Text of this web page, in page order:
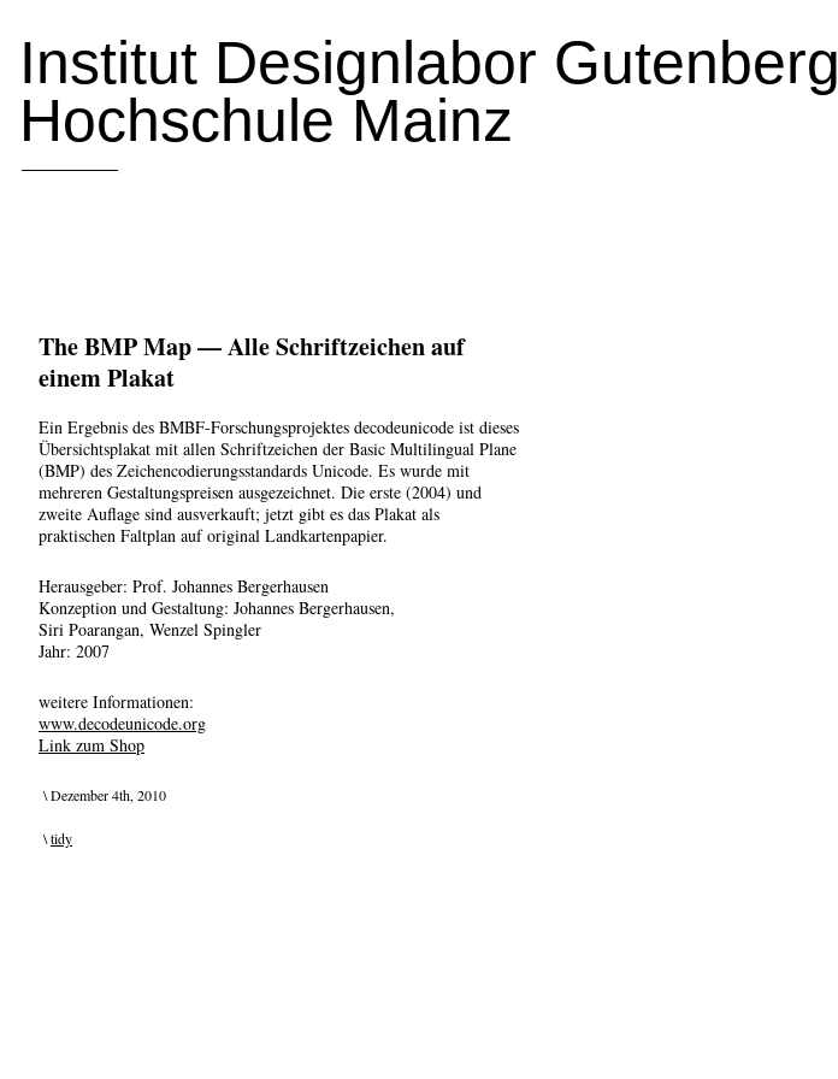
Institut Designlabor Gutenberg
Hochschule Mainz
The BMP Map — Alle Schriftzeichen auf
einem Plakat
Ein Ergebnis des BMBF-Forschungsprojektes decodeunicode ist dieses
Übersichtsplakat mit allen Schriftzeichen der Basic Multilingual Plane
(BMP) des Zeichencodierungsstandards Unicode. Es wurde mit
mehreren Gestaltungspreisen ausgezeichnet. Die erste (2004) und
zweite Auflage sind ausverkauft; jetzt gibt es das Plakat als
praktischen Faltplan auf original Landkartenpapier.
Herausgeber: Prof. Johannes Bergerhausen
Konzeption und Gestaltung: Johannes Bergerhausen,
Siri Poarangan, Wenzel Spingler
Jahr: 2007
weitere Informationen:
www.decodeunicode.org
Link zum Shop
\ Dezember 4th, 2010
\tidy